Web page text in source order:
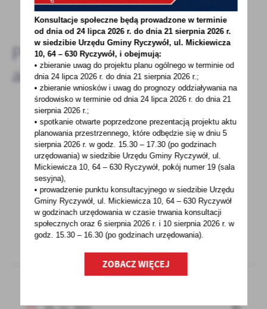
DODAJ KOMENTARZ
Pozostałe
aktualności
03 - 11 - 2022
Spotkanie "Mickiewicz. Miłość i romanse"
Zapraszamy na spotkanie przy kawie
,,Mickiewicz. Miłości i romanse" z Iwona
Kienzler 17 listopada...
Konsultacje społeczne będą prowadzone w terminie
od dnia od 24 lipca 2026 r. do dnia 21 sierpnia 2026 r.
w siedzibie Urzędu Gminy Ryczywół, ul. Mickiewicza
10, 64 – 630 Ryczywół, i obejmują:
• zbieranie uwag do projektu planu ogólnego w terminie od
dnia 24 lipca 2026 r. do dnia 21 sierpnia 2026 r.;
• zbieranie wniosków i uwag do prognozy oddziaływania na
środowisko w terminie od dnia 24 lipca 2026 r. do dnia 21
sierpnia 2026 r.;
• spotkanie otwarte poprzedzone prezentacją projektu aktu
planowania przestrzennego, które odbędzie się w dniu 5
sierpnia 2026 r.w godz. 15.30 – 17.30 (po godzinach
urzędowania) w siedzibie Urzędu Gminy Ryczywół, ul.
Mickiewicza 10, 64 – 630 Ryczywół, pokójnumer 19 (sala
sesyjna),
• prowadzenie punktu konsultacyjnego w siedzibie Urzędu
Gminy Ryczywół, ul. Mickiewicza 10, 64 – 630 Ryczywół
w godzinachurzędowania w czasie trwania konsultacji
społecznych oraz 6 sierpnia 2026 r. i 10 sierpnia 2026 r. w
godz. 15.30 – 16.30 (po godzinachurzędowania).
ZOBACZ WIĘCEJ